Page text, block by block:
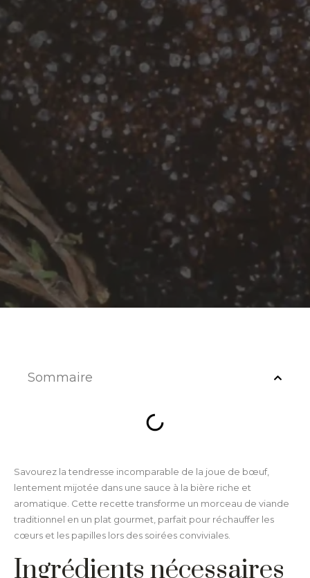
Sommaire
Savourez la tendresse incomparable de la joue de bœuf,
lentement mijotée dans une sauce à la bière riche et
aromatique. Cette recette transforme un morceau de viande
traditionnel en un plat gourmet, parfait pour réchauffer les
cœurs et les papilles lors des soirées conviviales.
Ingrédients nécessaires